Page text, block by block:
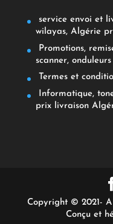
service envoi et
wilayas, Algérie
Promotions,
scanner, onduleurs
Termes et
Informatique,
prix livraison
Copyright © 2021-
Conçu et